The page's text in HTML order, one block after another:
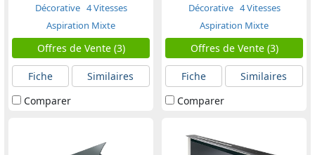
Décorative 4 Vitesses
Aspiration Mixte
Offres de Vente (3)
Fiche
Similaires
Comparer
Décorative 4 Vitesses
Aspiration Mixte
Offres de Vente (3)
Fiche
Similaires
Comparer